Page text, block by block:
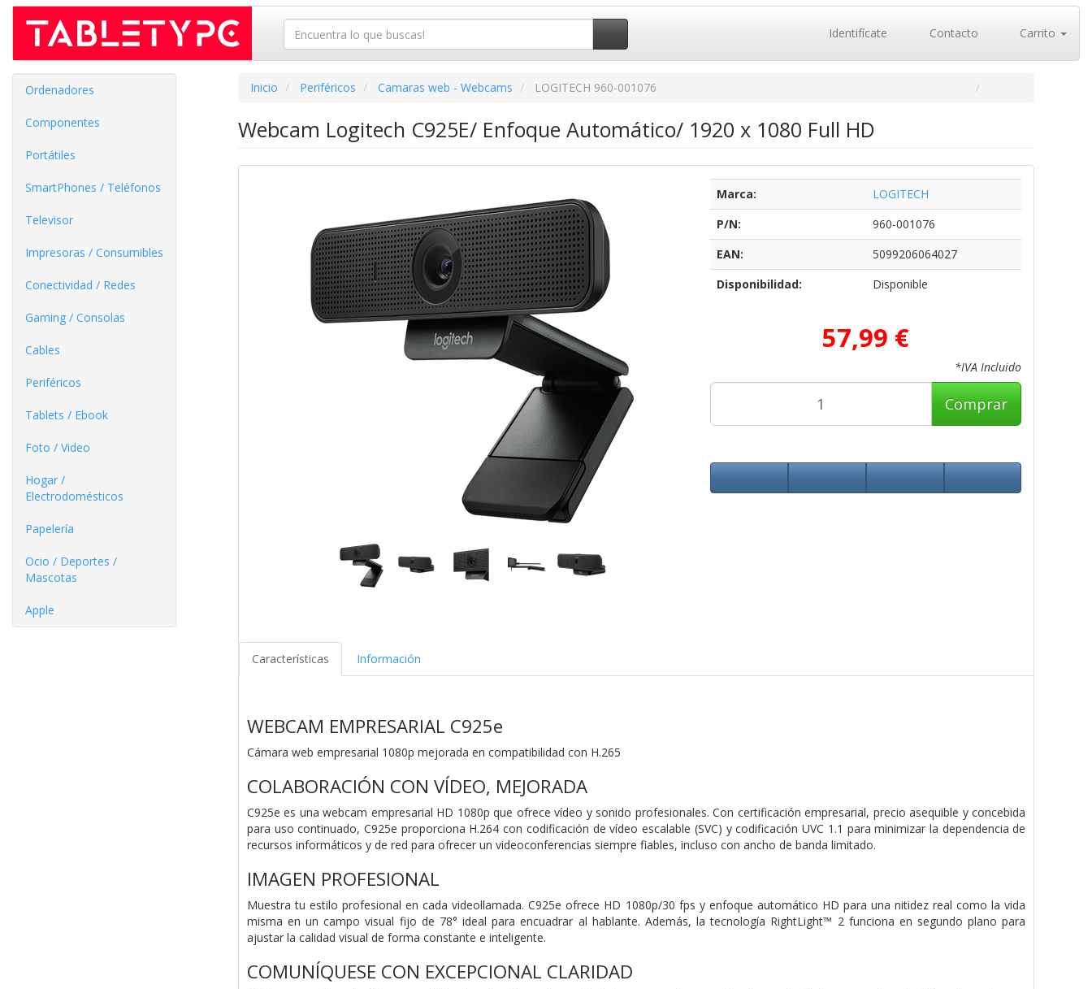
Identifícate Contacto Carrito
Ordenadores
Componentes
Portátiles
SmartPhones / Teléfonos
Televisor
Impresoras / Consumibles
Conectividad / Redes
Gaming / Consolas
Cables
Periféricos
Tablets / Ebook
Foto / Video
Hogar /
Electrodomésticos
Papelería
Ocio / Deportes /
Mascotas
Apple
Inicio Periféricos Camaras web - Webcams LOGITECH 960-001076
Webcam Logitech C925E/ Enfoque Automático/ 1920 x 1080 Full HD
Marca:
LOGITECH
P/N:
960-001076
EAN:
5099206064027
Disponibilidad:
Disponible
57,99 €
*IVA Incluido
Comprar
Características Información
WEBCAM EMPRESARIAL C925e
Cámara web empresarial 1080p mejorada en compatibilidad con H.265
COLABORACIÓN CON VÍDEO, MEJORADA
C925e es una webcam empresarial HD 1080p que ofrece vídeo y sonido profesionales. Con certificación empresarial, precio asequible y concebida
para uso continuado, C925e proporciona H.264 con codificación de vídeo escalable (SVC) y codificación UVC 1.1 para minimizar la dependencia de
recursos informáticos y de red para ofrecer un videoconferencias siempre fiables, incluso con ancho de banda limitado.
IMAGEN PROFESIONAL
Muestra tu estilo profesional en cada videollamada. C925e ofrece HD 1080p/30 fps y enfoque automático HD para una nitidez real como la vida
misma en un campo visual fijo de 78° ideal para encuadrar al hablante. Además, la tecnología RightLight™ 2 funciona en segundo plano para
ajustar la calidad visual de forma constante e inteligente.
COMUNÍQUESE CON EXCEPCIONAL CLARIDAD